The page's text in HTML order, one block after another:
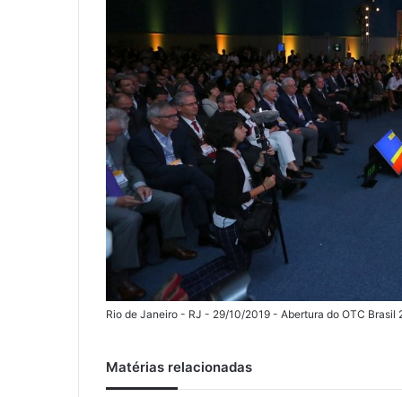
Rio de Janeiro - RJ - 29/10/2019 - Abertura do OTC Brasil
Matérias relacionadas